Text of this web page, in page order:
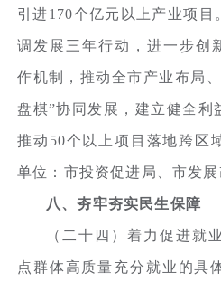
引进170个亿元以上产业项
调发展三年行动，进一步创
作机制，推动全市产业布局
盘棋”协同发展，建立健全利
推动50个以上项目落地跨区
单位：市投资促进局、市发展
八、夯牢夯实民生保障
（二十四）着力促进就
点群体高质量充分就业的具